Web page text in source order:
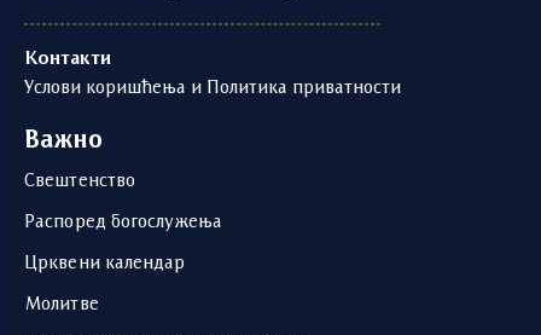
Контакти
Услови коришћења и Политика приватности
Важно
Свештенство
Распоред богослужења
Црквени календар
Молитве